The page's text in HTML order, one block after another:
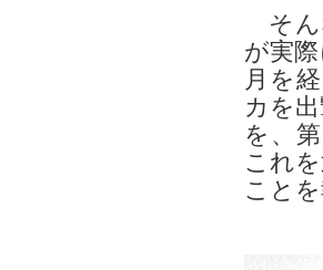
そん
が実
月を
カを
を、
これ
こと